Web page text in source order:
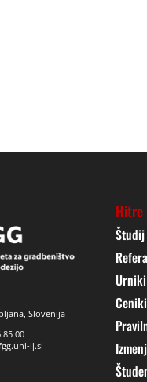
Slovenija
85 00
lj.si
Hitre
Študij
Urniki
Ceniki